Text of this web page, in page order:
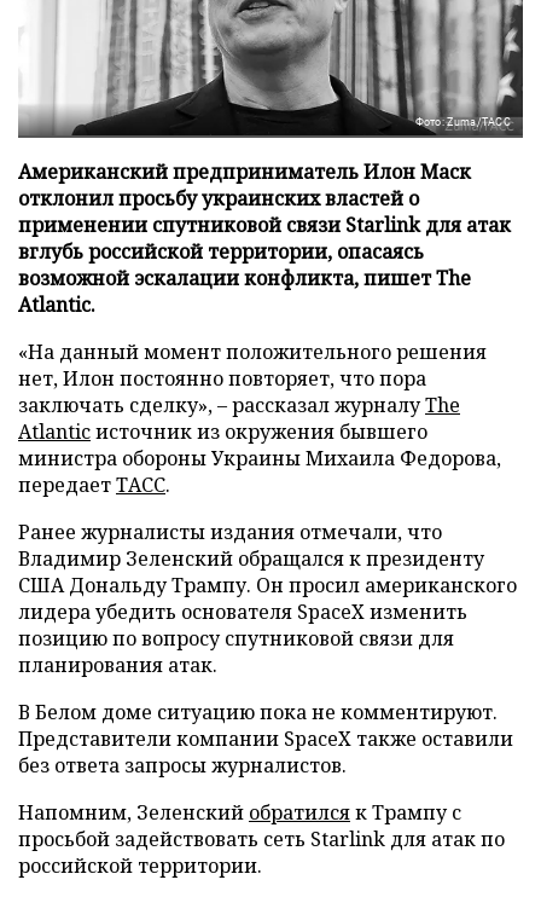
Фото: Zuma/ТАСС
Американский предприниматель Илон Маск
отклонил просьбу украинских властей о
применении спутниковой связи Starlink для атак
вглубь российской территории, опасаясь
возможной эскалации конфликта, пишет The
Atlantic.
«На данный момент положительного решения
нет, Илон постоянно повторяет, что пора
заключать сделку», – рассказал журналуThe
Atlanticисточник из окружения бывшего
министра обороны Украины Михаила Федорова,
передаетТАСС.
Ранее журналисты издания отмечали, что
Владимир Зеленский обращался к президенту
США Дональду Трампу. Он просил американского
лидера убедить основателя SpaceX изменить
позицию по вопросу спутниковой связи для
планирования атак.
В Белом доме ситуацию пока не комментируют.
Представители компании SpaceX также оставили
без ответа запросы журналистов.
Напомним, Зеленский обратилсяк Трампу с
просьбой задействовать сеть Starlink для атак по
российской территории.